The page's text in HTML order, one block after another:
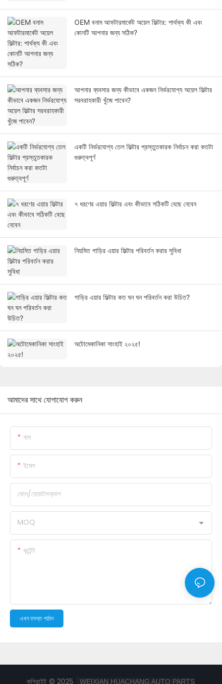
OEM বনাম আফটারমার্কেট অয়েল ফিল্টার: পার্থক্য কী এবং
কোনটি আপনার জন্য সঠিক?
আপনার ব্যবসার জন্য কীভাবে একজন নির্ভরযোগ্য অয়েল ফিল্টার
সরবরাহকারী খুঁজে পাবেন?
একটি নির্ভরযোগ্য তেল ফিল্টার প্রস্তুতকারক নির্বাচন করা কতটা
গুরুত্বপূর্ণ
৭ ধরণের এয়ার ফিল্টার এবং কীভাবে সঠিকটি বেছে নেবেন
নিয়মিত গাড়ির এয়ার ফিল্টার পরিবর্তন করার সুবিধা
গাড়ির এয়ার ফিল্টার কত ঘন ঘন পরিবর্তন করা উচিত?
অটোমেকানিকা সাংহাই ২০২৫!
আমাদের সাথে যোগাযোগ করুন
নাম
ইমেল
ফোন/হোয়াটসঅ্যাপ
MOQ
কন্টেন্ট
এখন তদন্ত পাঠান
কপিরাইট © 2025 WEIXIAN HUACHANG AUTO PARTS